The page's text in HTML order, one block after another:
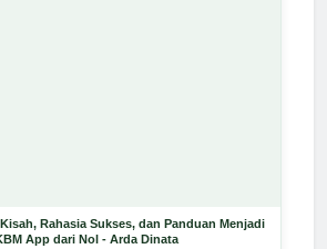
Kisah, Rahasia Sukses, dan Panduan Menjadi
App dari Nol - Arda Dinata